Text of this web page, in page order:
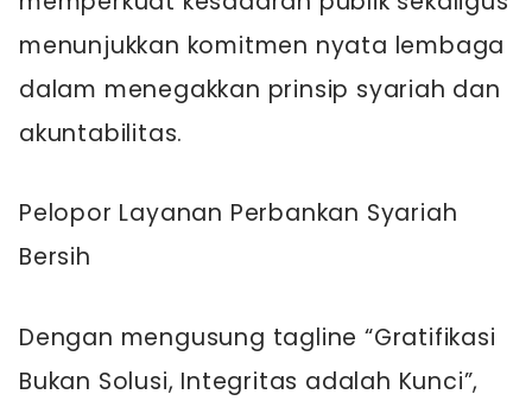
menunjukkan komitmen nyata lembaga
dalam menegakkan prinsip syariah dan
akuntabilitas.
Pelopor Layanan Perbankan Syariah
Bersih
Dengan mengusung tagline “Gratifikasi
Bukan Solusi, Integritas adalah Kunci”,